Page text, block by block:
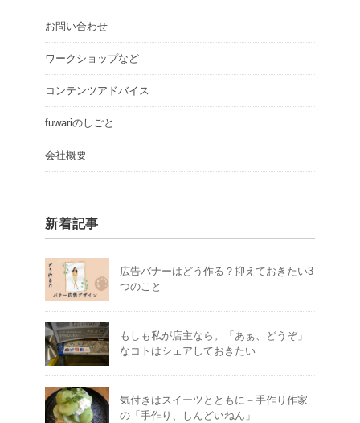
お問い合わせ
ワークショップなど
コンテンツアドバイス
fuwariのしごと
会社概要
新着記事
広告バナーはどう作る？抑えておきたい3
つのこと
もしも私が店主なら。「あぁ、どうぞ」
なコトはシェアしておきたい
気付きはスイーツとともに－手作り作家
の「手作り、しんどいねん」